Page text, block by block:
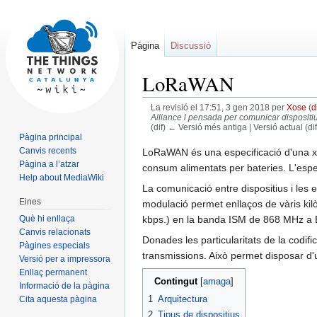
LoRaWAN
La revisió el 17:51, 3 gen 2018 per Xose (
Alliance i pensada per comunicar
(dif) ← Versió més antiga | Versió actual
Jump
to
navigation
Jump
to
search
LoRaWAN és una especificació d'una
consum alimentats per bateries.
La comunicació entre dispositius i les
modulació permet enllaços de vàris
kbps.) en la banda ISM de 868 MHz
Donades les particularitats de la
transmissions. Això permet disposar
Contingut
1 Arquitectura
2 Tipus de dispositius
Pàgina Discussió
Pàgina principal
Canvis recents
Pàgina a l’atzar
Help about MediaWiki
Eines
Què hi enllaça
Canvis relacionats
Pàgines especials
Versió per a impressora
Enllaç permanent
Informació de la pàgina
Cita aquesta pàgina